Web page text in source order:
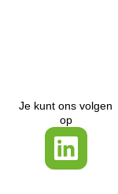
Je kunt ons volgen
op